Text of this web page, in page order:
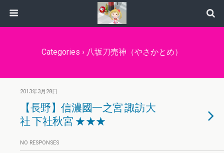
Categories › 八坂刀売神（やさかとめ）
2013年3月28日
【長野】信濃國一之宮 諏訪大
社 下社秋宮 ★★★
NO RESPONSES